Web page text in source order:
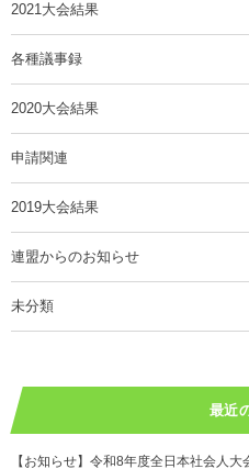
2021大会結果
各種議事録
2020大会結果
申請関連
2019大会結果
連盟からのお知らせ
未分類
最近
【お知らせ】令和8年度全日本社会人